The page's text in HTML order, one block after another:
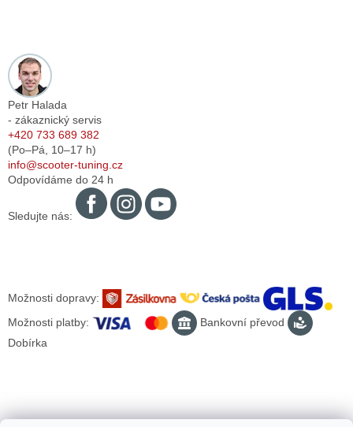
Petr Halada
- zákaznický servis
+420 733 689 382
(Po–Pá, 10–17 h)
info@scooter-tuning.cz
Odpovídáme do 24 h
Sledujte nás:
Možnosti dopravy:
Možnosti platby:
Bankovní převod
Dobírka